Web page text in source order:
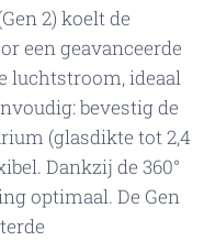
2) koelt de
een geavanceerde
luchtstroom, ideaal
bevestig de
(glasdikte tot 2,4
Dankzij de 360°
optimaal. De Gen